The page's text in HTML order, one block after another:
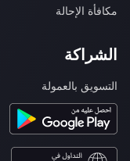
مكافأة الإحالة
الشراكة
التسويق بالعمولة